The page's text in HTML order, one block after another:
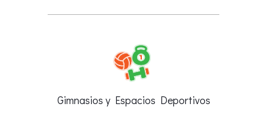
Gimnasios y Espacios Deportivos